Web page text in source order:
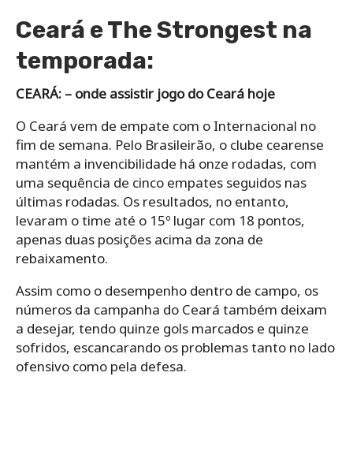
Ceará e The Strongest na
temporada:
CEARÁ: – onde assistir jogo do Ceará hoje
O Ceará vem de empate com o Internacional no
fim de semana. Pelo Brasileirão, o clube cearense
mantém a invencibilidade há onze rodadas, com
uma sequência de cinco empates seguidos nas
últimas rodadas. Os resultados, no entanto,
levaram o time até o 15º lugar com 18 pontos,
apenas duas posições acima da zona de
rebaixamento.
Assim como o desempenho dentro de campo, os
números da campanha do Ceará também deixam
a desejar, tendo quinze gols marcados e quinze
sofridos, escancarando os problemas tanto no lado
ofensivo como pela defesa.